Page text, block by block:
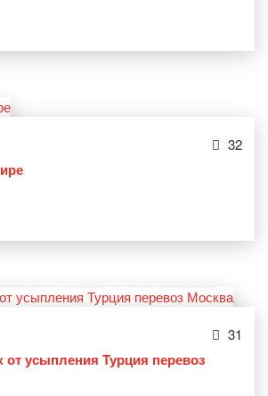
32
31
от усыпления Турция перевоз